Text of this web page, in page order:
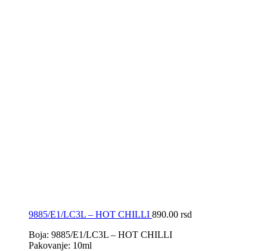
9885/E1/LC3L – HOT CHILLI 890.00 rsd
Boja: 9885/E1/LC3L – HOT CHILLI
Pakovanje: 10ml